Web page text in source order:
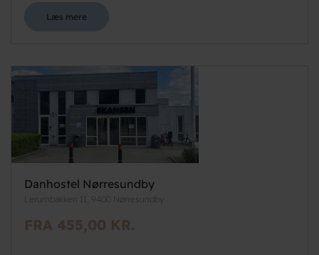
Læs mere
Danhostel Nørresundby
Lerumbakken 11, 9400 Nørresundby
FRA 455,00 KR.